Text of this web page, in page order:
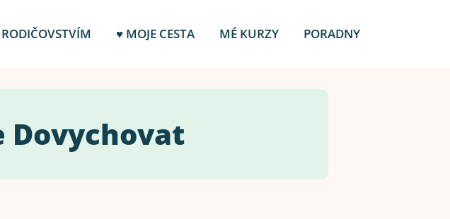
♥ MOJE CESTA MÉ KURZY PORADNY
Dovychovat